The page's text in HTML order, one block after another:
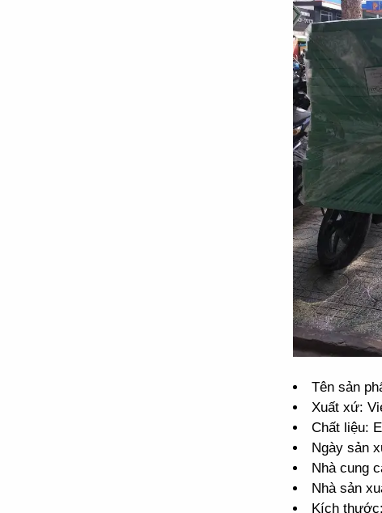
Tên sản
Xuất xứ:
Chất liệu:
Ngày sản
Nhà cung
Nhà sản
Kích